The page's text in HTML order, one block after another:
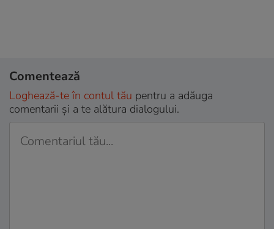
Comentează
Loghează-te în contul tău pentru a adăuga
comentarii și a te alătura dialogului.